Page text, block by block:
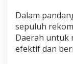
Dalam
sepuluh
Daerah untuk
efektif dan